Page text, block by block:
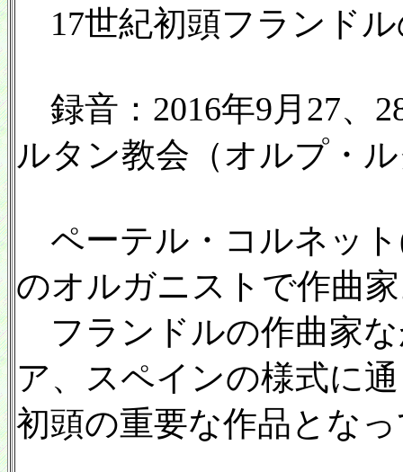
17世紀初頭フランド
録音：2016年9月27、
ルタン教会（オルプ・
ペーテル・コルネット
のオルガニストで作曲
フランドルの作曲家
ア、スペインの様式に
初頭の重要な作品とな